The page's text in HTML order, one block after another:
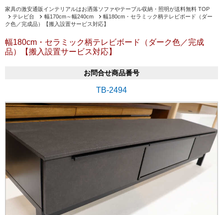
家具の激安通販インテリアルはお洒落ソファやテーブル収納・照明が送料無料 TOP
テレビ台
幅170cm～幅240cm
幅180cm・セラミック柄テレビボード（ダー
ク色／完成品）【搬入設置サービス対応】
幅180cm・セラミック柄テレビボード（ダーク色／完成
品）【搬入設置サービス対応】
お問合せ商品番号
TB-2494